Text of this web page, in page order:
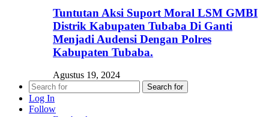
Tuntutan Aksi Suport Moral LSM GMBI
Distrik Kabupaten Tubaba Di Ganti
Menjadi Audensi Dengan Polres
Kabupaten Tubaba.
Agustus 19, 2024
Search for
Log In
Follow